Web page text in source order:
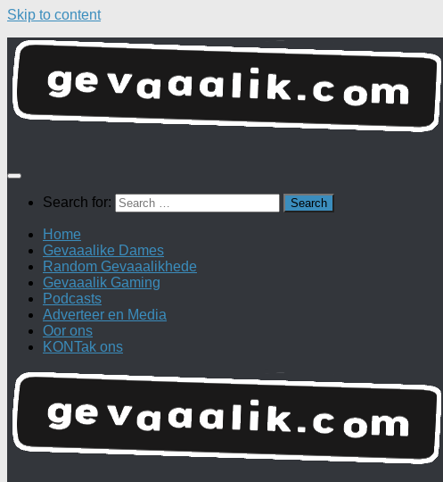
Skip to content
Search for:
Home
Gevaaalike Dames
Random Gevaaalikhede
Gevaaalik Gaming
Podcasts
Adverteer en Media
Oor ons
KONTak ons